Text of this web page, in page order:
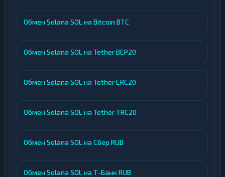
Обмен Solana SOL на Bitcoin BTC
Обмен Solana SOL на Tether BEP20
Обмен Solana SOL на Tether ERC20
Обмен Solana SOL на Tether TRC20
Обмен Solana SOL на Сбер RUB
Обмен Solana SOL на Т-Банк RUB